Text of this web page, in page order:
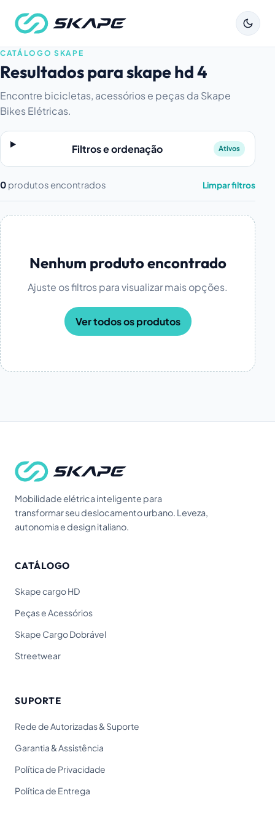
CATÁLOGO SKAPE
Resultados para skape hd 4
Encontre bicicletas, acessórios e peças da Skape
Bikes Elétricas.
Filtros e ordenação Ativos
0 produtos encontrados Limpar filtros
Nenhum produto encontrado
Ajuste os filtros para visualizar mais opções.
Ver todos os produtos
Mobilidade elétrica inteligente para
transformar seu deslocamento urbano. Leveza,
autonomia e design italiano.
CATÁLOGO
Skape cargo HD
Peças e Acessórios
Skape Cargo Dobrável
Streetwear
SUPORTE
Rede de Autorizadas & Suporte
Garantia & Assistência
Política de Privacidade
Política de Entrega